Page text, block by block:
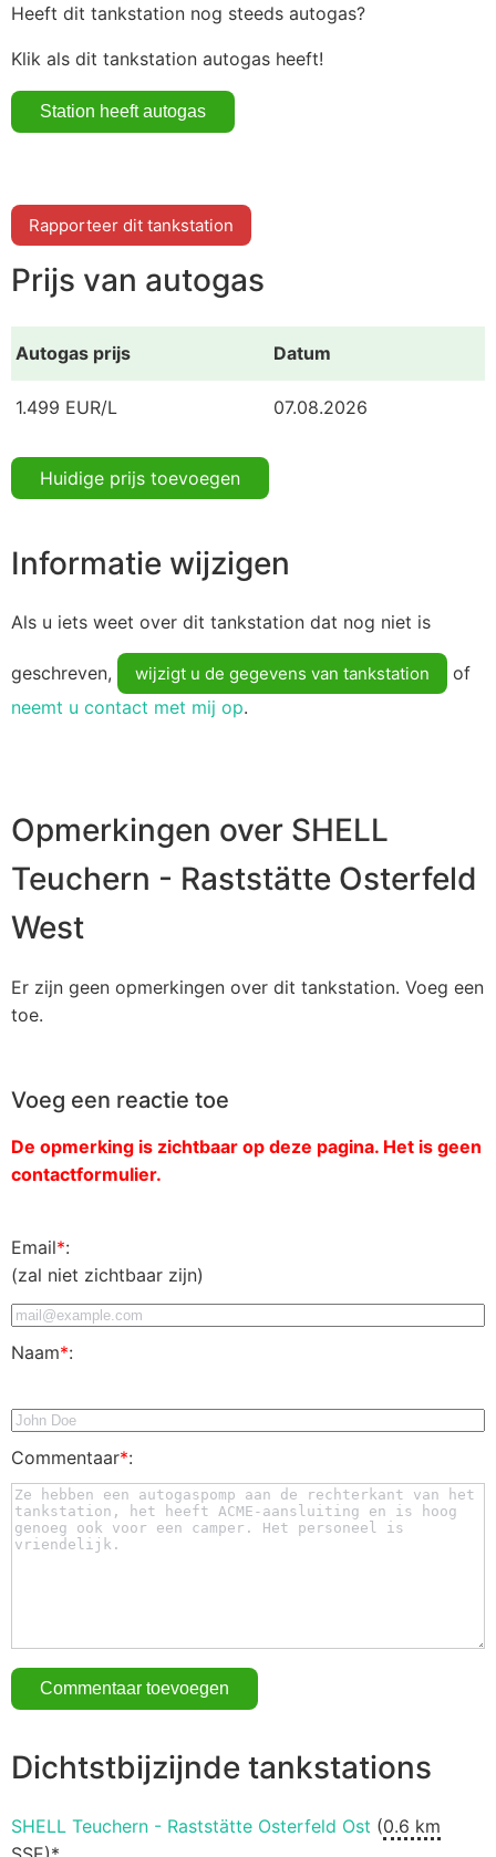
Heeft dit tankstation nog steeds autogas?
Klik als dit tankstation autogas heeft!
Rapporteer dit tankstation
Prijs van autogas
Autogas prijs Datum
1.499 EUR/L 07.08.2026
Huidige prijs toevoegen
Informatie wijzigen
Als u iets weet over dit tankstation dat nog niet is
geschreven, wijzigt u de gegevens van tankstation
of
neemt u contact met mij op.
Opmerkingen over SHELL
Teuchern - Raststätte Osterfeld
West
Er zijn geen opmerkingen over dit tankstation. Voeg een
toe.
Voeg een reactie toe
De opmerking is zichtbaar op deze pagina. Het is geen
contactformulier.
Email*:
(zal niet zichtbaar zijn)
Naam*:
Commentaar*:
Dichtstbijzijnde tankstations
SHELL Teuchern - Raststätte Osterfeld Ost (0.6 km